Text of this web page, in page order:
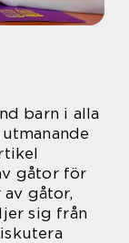
barn i alla
gåtor för
gåtor,
sig från